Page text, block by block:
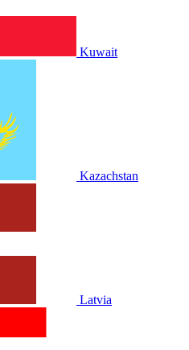
Kuwait
Kazachstan
Latvia